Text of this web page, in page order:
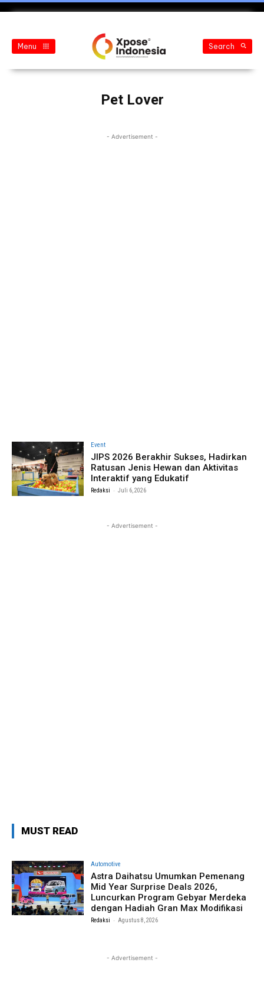
Menu Search
Pet Lover
- Advertisement -
Event
JIPS 2026 Berakhir Sukses, Hadirkan
Ratusan Jenis Hewan dan Aktivitas
Interaktif yang Edukatif
Redaksi - Juli 6, 2026
- Advertisement -
MUST READ
Automotive
Astra Daihatsu Umumkan Pemenang
Mid Year Surprise Deals 2026,
Luncurkan Program Gebyar Merdeka
dengan Hadiah Gran Max Modifikasi
Redaksi - Agustus 8, 2026
- Advertisement -